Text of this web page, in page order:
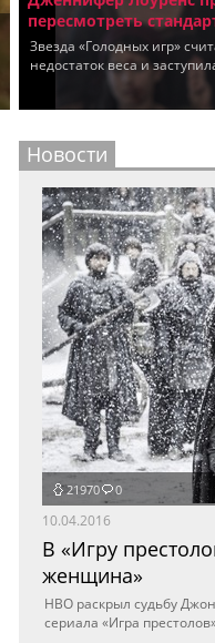
пересмотреть
Звезда «Голодных игр»
недостаток веса и
Новости
21970 0
10.04.2016
В «Игру
женщина»
HBO раскрыл судьбу
сериала «Игра